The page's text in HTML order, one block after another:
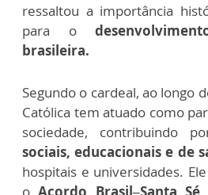
ressaltou a importância
para o
brasileira.
Segundo o cardeal, ao longo
Católica tem atuado como
sociedade, contribuindo
sociais, educacionais e de
hospitais e universidades.